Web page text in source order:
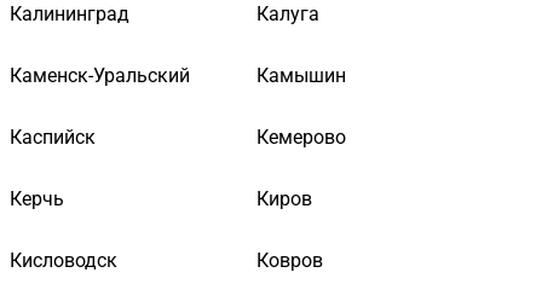
Калининград Калуга
Каменск-Уральский Камышин
Каспийск Кемерово
Керчь Киров
Кисловодск Ковров